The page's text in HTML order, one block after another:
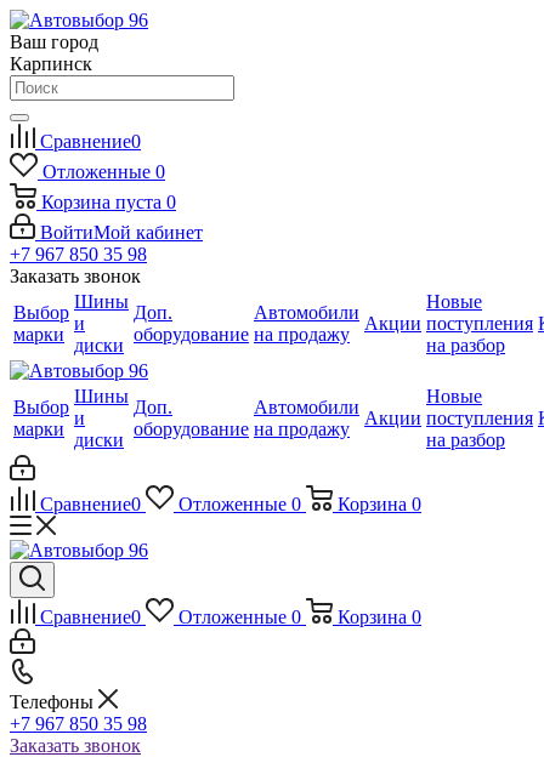
Ваш город
Карпинск
Сравнение0
Отложенные 0
Корзина пуста 0
ВойтиМой кабинет
+7 967 850 35 98
Заказать звонок
Выбор
марки
Шины
и
диски
Доп.
оборудование
Автомобили
на продажу
Акции
Новые
поступления
на разбор
Выбор
марки
Шины
и
диски
Доп.
оборудование
Автомобили
на продажу
Акции
Новые
поступления
на разбор
Сравнение0 Отложенные 0 Корзина 0
Сравнение0 Отложенные 0 Корзина 0
Телефоны
+7 967 850 35 98
Заказать звонок